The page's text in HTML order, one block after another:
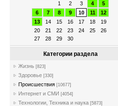
1
2 3 4
5
6
7 8 9 10 11
12
13
14 15 16 17 18
19
20
21 22 23 24 25
26
27
28 29 30
Категории раздела
Жизнь [823]
Здоровье [330]
Происшествия [10677]
Интернет и СМИ [4054]
Технологии, Техника и наука [5873]